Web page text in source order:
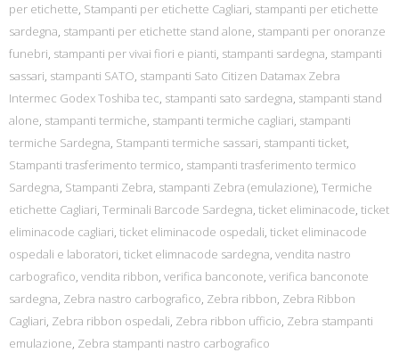
per etichette, Stampanti per etichette Cagliari, stampanti per etichette
sardegna, stampanti per etichette stand alone, stampanti per onoranze
funebri, stampanti per vivai fiori e pianti, stampanti sardegna, stampanti
sassari, stampanti SATO, stampanti Sato Citizen Datamax Zebra
Intermec Godex Toshiba tec, stampanti sato sardegna, stampanti stand
alone, stampanti termiche, stampanti termiche cagliari, stampanti
termiche Sardegna, Stampanti termiche sassari, stampanti ticket,
Stampanti trasferimento termico, stampanti trasferimento termico
Sardegna, Stampanti Zebra, stampanti Zebra (emulazione), Termiche
etichette Cagliari, Terminali Barcode Sardegna, ticket eliminacode, ticket
eliminacode cagliari, ticket eliminacode ospedali, ticket eliminacode
ospedali e laboratori, ticket elimnacode sardegna, vendita nastro
carbografico, vendita ribbon, verifica banconote, verifica banconote
sardegna, Zebra nastro carbografico, Zebra ribbon, Zebra Ribbon
Cagliari, Zebra ribbon ospedali, Zebra ribbon ufficio, Zebra stampanti
emulazione, Zebra stampanti nastro carbografico